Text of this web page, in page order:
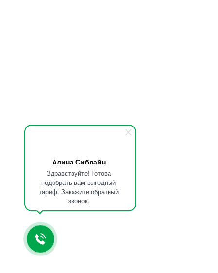
Алина Сиблайн
Здравствуйте! Готова
подобрать вам выгодный
тариф. Закажите обратный
звонок.